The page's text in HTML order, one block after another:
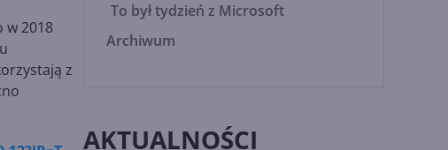
w 2018
z
To był tydzień z Microsoft
Archiwum
AKTUALNOŚCI